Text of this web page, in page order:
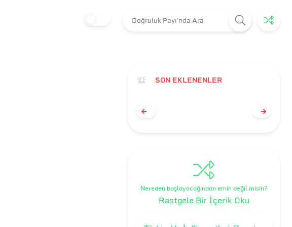
SON EKLENENLER
Nereden başlayacağından emin değil misin?
Rastgele Bir İçerik Oku